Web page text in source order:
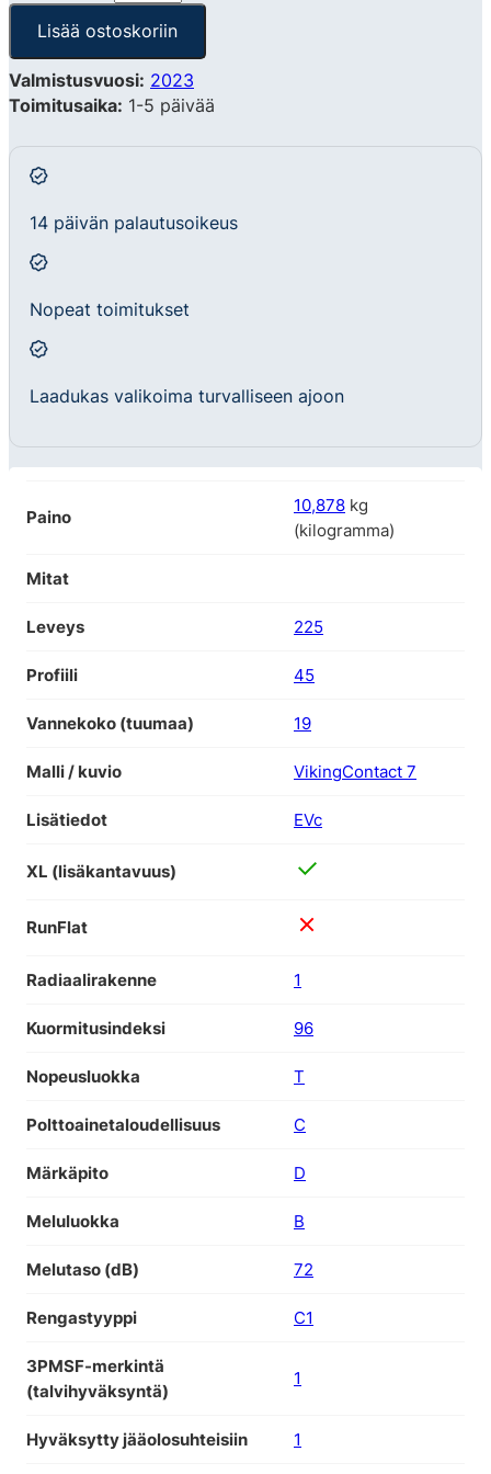
Lisää ostoskoriin
Valmistusvuosi: 2023
Toimitusaika: 1-5 päivää
14 päivän palautusoikeus
Nopeat toimitukset
Laadukas valikoima turvalliseen ajoon
Paino
10,878 kg
(kilogramma)
Mitat
Leveys 225
Profiili 45
Vannekoko (tuumaa) 19
Malli / kuvio VikingContact 7
Lisätiedot EVc
XL (lisäkantavuus)
RunFlat
Radiaalirakenne 1
Kuormitusindeksi 96
Nopeusluokka T
Polttoainetaloudellisuus C
Märkäpito D
Meluluokka B
Melutaso (dB) 72
Rengastyyppi C1
3PMSF-merkintä
(talvihyväksyntä)
1
Hyväksytty jääolosuhteisiin 1